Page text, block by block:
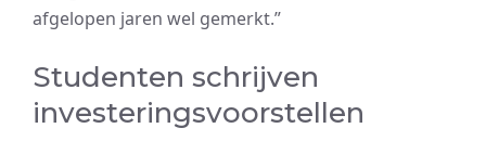
afgelopen jaren wel gemerkt.”
Studenten schrijven
investeringsvoorstellen